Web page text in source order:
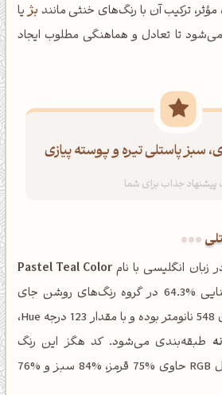
ترکیب آن با رنگ‌های خنثی مانند بژیا
تا تعادل و هماهنگی مطلوب ایجاد
سبز پاستلی تیره و پوسته پیازی
زبان انگلیسی با نامPastel Teal Color
شناخته می‌شود، با روشنایی %64.3 در گروه رنگ‌های روشن جای
دارد. طول موج تقریبی آن 548 نانومتر بوده و با مقدار 123 درجه Hue،
طبقه‌بندی می‌شود. کد هگز این رنگ
است که در مدل RGB حاوی %75 قرمز، %84 سبز و %76